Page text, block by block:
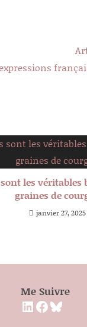
les véritables
graines de
janvier 27, 2025
Me Suivre
LinkedIn
Facebook
Bluesky